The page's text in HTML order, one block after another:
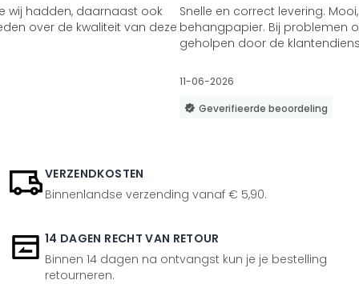
wij hadden, daarnaast ook
over de kwaliteit van deze
Snelle en correct levering.
behangpapier. Bij problemen
geholpen door de
11-06-2026
Geverifieerde beoordeling
VERZENDKOSTEN
Binnenlandse verzending vanaf € 5,90.
14 DAGEN RECHT VAN RETOUR
Binnen 14 dagen na ontvangst kun je je bestelling
retourneren.